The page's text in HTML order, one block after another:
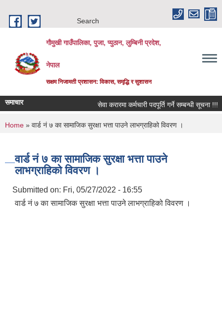
Search
गौमुखी गाउँपालिका, पुजा, प्युठान, लुम्बिनी प्रदेश,
नेपाल
सक्षम निजामती प्रशासन: विकास, समृद्धि र सुशासन
समाचार सेवा करारमा कर्मचारी पदपूर्ति गर्ने सम्बन्धी सूचना !!!
You are here
Home » वार्ड नं ७ का सामाजिक सुरक्षा भत्ता पाउने लाभग्राहिको विवरण ।
वार्ड नं ७ का सामाजिक सुरक्षा भत्ता पाउने
लाभग्राहिको विवरण ।
Submitted on: Fri, 05/27/2022 - 16:55
वार्ड नं ७ का सामाजिक सुरक्षा भत्ता पाउने लाभग्राहिको विवरण ।